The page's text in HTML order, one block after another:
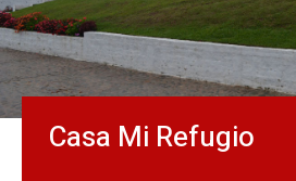
Casa Mi Refugio